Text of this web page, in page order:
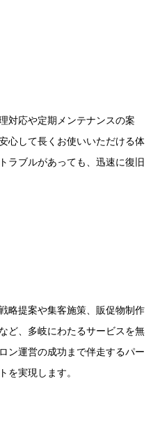
対応や定期メンテナンスの案
心して長くお使いいただける体
ラブルがあっても、迅速に復旧
略提案や集客施策、販促物制作
ど、多岐にわたるサービスを無
ン運営の成功まで伴走するパー
を実現します。